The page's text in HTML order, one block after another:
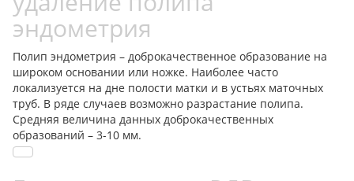
эндометрия
Полип эндометрия – доброкачественное образование на
широком основании или ножке. Наиболее часто
локализуется на дне полости матки и в устьях маточных
труб. В ряде случаев возможно разрастание полипа.
Средняя величина данных доброкачественных
образований – 3-10 мм.